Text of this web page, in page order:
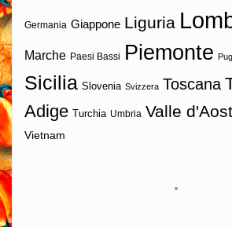
Germania Giappone Liguria
Marche Paesi Bassi Piemonte
Sicilia Slovenia Svizzera Toscana
Adige Turchia Umbria Valle
Vietnam